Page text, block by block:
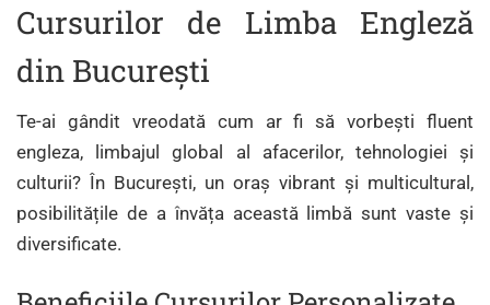
Cursurilor de Limba Engleză
din București
Te-ai gândit vreodată cum ar fi să vorbești fluent
engleza, limbajul global al afacerilor, tehnologiei și
culturii? În București, un oraș vibrant și multicultural,
posibilitățile de a învăța această limbă sunt vaste și
diversificate.